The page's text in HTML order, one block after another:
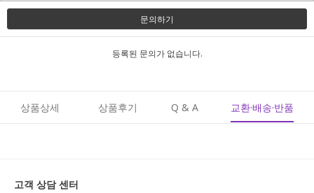
문의하기
등록된 문의가 없습니다.
상품상세 상품후기 Q & A 교환·배송·반품
고객 상담 센터